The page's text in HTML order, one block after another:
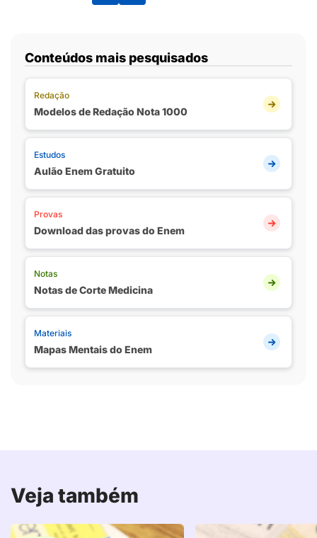
Conteúdos mais pesquisados
Redação
Modelos de Redação Nota 1000
Estudos
Aulão Enem Gratuito
Provas
Download das provas do Enem
Notas
Notas de Corte Medicina
Materiais
Mapas Mentais do Enem
Veja também